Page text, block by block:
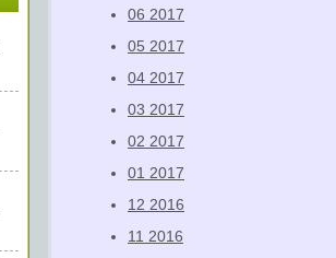
06 2017
05 2017
04 2017
03 2017
02 2017
01 2017
12 2016
11 2016